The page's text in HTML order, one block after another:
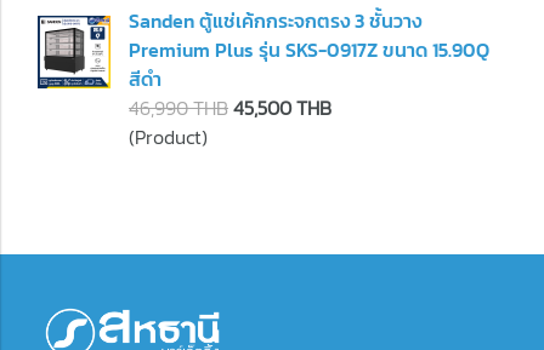
Sanden ตู้แช่เค้กกระจกตรง 3 ชั้นวาง
Premium Plus รุ่น SKS-0917Z ขนาด 15.90Q
สีดำ
46,990 THB45,500 THB
(Product)